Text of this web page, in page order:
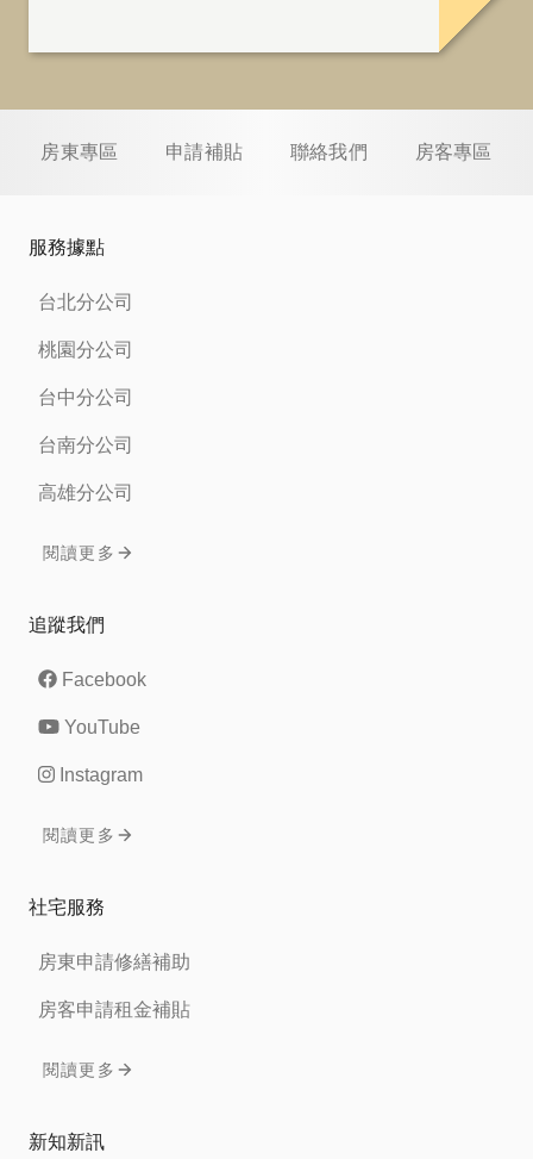
房東專區 申請補貼 聯絡我們 房客專區
服務據點
台北分公司
桃園分公司
台中分公司
台南分公司
高雄分公司
閱讀更多
追蹤我們
Facebook
YouTube
Instagram
閱讀更多
社宅服務
房東申請修繕補助
房客申請租金補貼
閱讀更多
新知新訊